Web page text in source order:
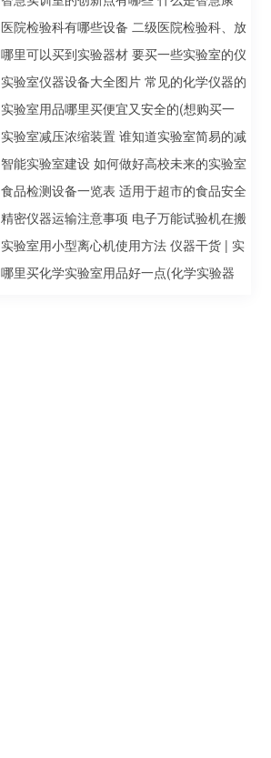
养？智慧康养应该怎么做？
医院检验科有哪些设备 二级医院检验科、放
射科、病理科有哪些医疗设备!详细点!
哪里可以买到实验器材 要买一些实验室的仪
器的试剂，请问一下到哪儿买
实验室仪器设备大全图片 常见的化学仪器的
名称及图片？
实验室用品哪里买便宜又安全的(想购买一
套初三所有的化学实验器材，大概要多少
钱？分开买便宜还是？哪里有卖？那里的便
宜质量又好？)
实验室减压浓缩装置 谁知道实验室简易的减
压蒸馏装置，我是想自己制作一个简单的减
压装置，一般就行，求高手回答！
智能实验室建设 如何做好高校未来的实验室
建设工作
食品检测设备一览表 适用于超市的食品安全
快速检测仪器是哪种啊
精密仪器运输注意事项 电子万能试验机在搬
运过程中应该注意哪些事项
实验室用小型离心机使用方法 仪器干货 | 实
验室必看，离心机操作指南和正确操作规程
哪里买化学实验室用品好一点(化学实验器